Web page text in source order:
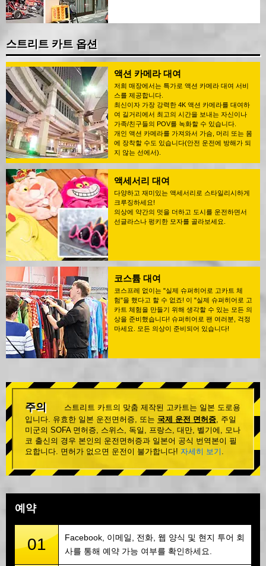
스트리트 카트 옵션
액션 카메라 대여
저희 매장에서는 특가로 액션 카메라 대여 서비
스를 제공합니다.
최신이자 가장 강력한 4K 액션 카메라를 대여하
여 길거리에서 최고의 시간을 보내는 자신이나
가족/친구들의 POV를 녹화할 수 있습니다.
개인 액션 카메라를 가져와서 가슴, 머리 또는 몸
에 장착할 수도 있습니다(안전 운전에 방해가 되
지 않는 선에서).
액세서리 대여
다양하고 재미있는 액세서리로 스타일리시하게
크루징하세요!
의상에 약간의 멋을 더하고 도시를 운전하면서
선글라스나 펑키한 모자를 골라보세요.
코스튬 대여
코스프레 없이는 "실제 슈퍼히어로 고카트 체
험"을 했다고 할 수 없죠! 이 "실제 슈퍼히어로 고
카트 체험을 만들기 위해 생각할 수 있는 모든 의
상을 준비했습니다! 슈퍼히어로 팬 여러분, 걱정
마세요. 모든 의상이 준비되어 있습니다!
주의
스트리트 카트의 맞춤 제작된 고카트는 일본 도로용
입니다. 유효한 일본 운전면허증, 또는 국제 운전 면허증, 주일
미군의 SOFA 면허증, 스위스, 독일, 프랑스, 대만, 벨기에, 모나
코 출신의 경우 본인의 운전면허증과 일본어 공식 번역본이 필
요합니다. 면허가 없으면 운전이 불가합니다! 자세히 보기 .
예약
01
Facebook, 이메일, 전화, 웹 양식 및 현지 투어 회
사를 통해 예약 가능 여부를 확인하세요.